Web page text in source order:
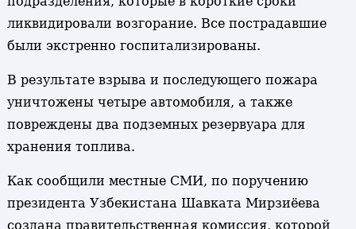
ликвидировали возгорание. Все пострадавшие
были экстренно госпитализированы.
В результате взрыва и последующего пожара
уничтожены четыре автомобиля, а также
повреждены два подземных резервуара для
хранения топлива.
Как сообщили местные СМИ, по поручению
президента Узбекистана Шавката Мирзиёева
создана правительственная комиссия, которой